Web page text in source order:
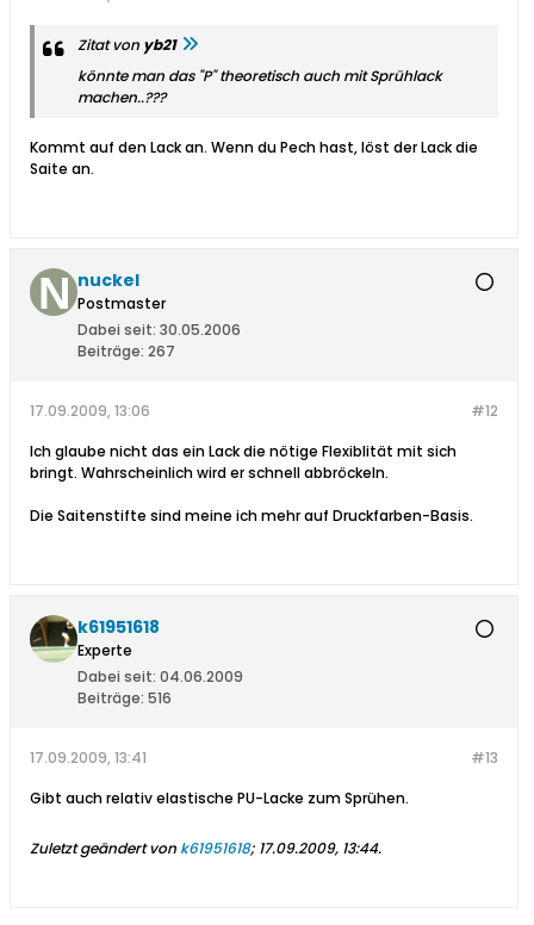
Zitat von yb21
könnte man das "P" theoretisch auch mit Sprühlack
machen..???
Kommt auf den Lack an. Wenn du Pech hast, löst der Lack die
Saite an.
nuckel
Postmaster
Dabei seit: 30.05.2006
Beiträge: 267
#12
17.09.2009, 13:06
Ich glaube nicht das ein Lack die nötige Flexiblität mit sich
bringt. Wahrscheinlich wird er schnell abbröckeln.
Die Saitenstifte sind meine ich mehr auf Druckfarben-Basis.
k61951618
Experte
Dabei seit: 04.06.2009
Beiträge: 516
#13
17.09.2009, 13:41
Gibt auch relativ elastische PU-Lacke zum Sprühen.
Zuletzt geändert von k61951618; 17.09.2009, 13:44.